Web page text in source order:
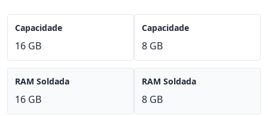
Capacidade
16 GB
RAM Soldada
16 GB
Capacidade
8 GB
RAM Soldada
8 GB